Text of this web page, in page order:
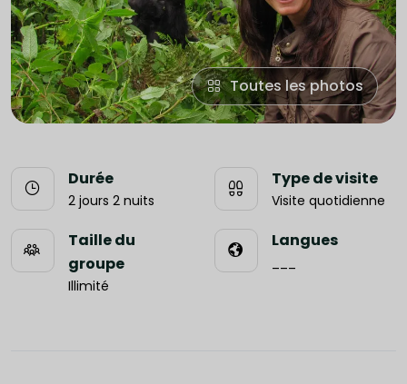
Toutes les photos
Durée
2 jours 2 nuits
Type de visite
Visite quotidienne
Taille du
groupe
Illimité
Langues